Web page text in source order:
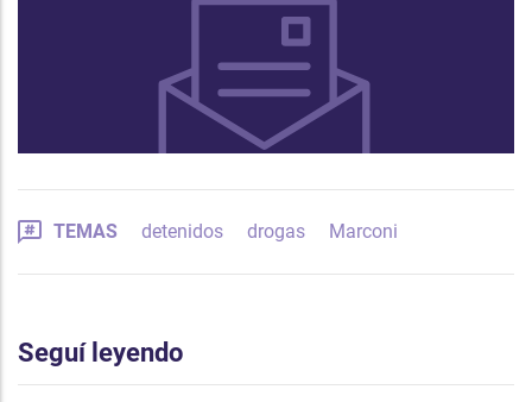
TEMAS detenidos drogas Marconi
Seguí leyendo